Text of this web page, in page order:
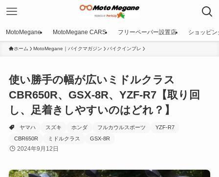
MotoMegane MotoMegane CARS フリーペーパー設置店 ショッピン
ホーム MotoMegane｜バイクマガジン バイクインプレ
使い勝手の幅が広いミドルクラス
CBR650R、GSX-8R、YZF-R7【取り回
し、足着きしやすいのはどれ？】
ヤマハ スズキ ホンダ フルカウルスポーツ
YZF-R7
CBR650R
ミドルクラス GSX-8R
2024年9月12日